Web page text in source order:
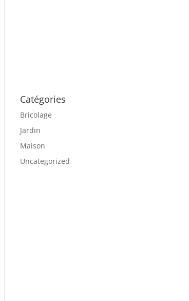
Catégories
Bricolage
Jardin
Maison
Uncategorized